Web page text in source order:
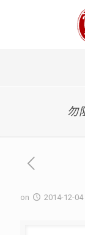
勿
on 2014-12-04